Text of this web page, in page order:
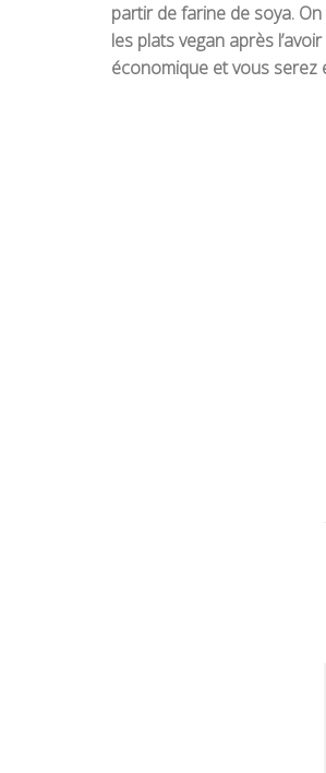
partir de farine de soya.
les plats vegan après
économique et vous serez